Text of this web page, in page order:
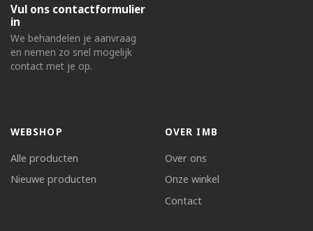
Vul ons contactformulier
in
We behandelen je aanvraag
en nemen zo snel mogelijk
contact met je op.
WEBSHOP
Alle producten
Nieuwe producten
OVER IMB
Over ons
Onze winkel
Contact